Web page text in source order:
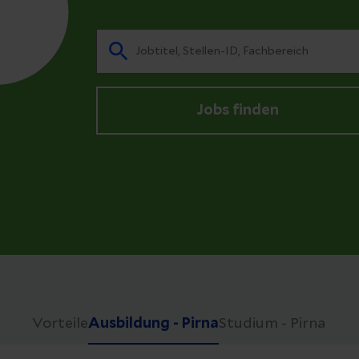
Jobs finden
VorteileAusbildung - PirnaStudium - Pirna